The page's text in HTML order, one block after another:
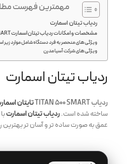
مهمترین فهرست
ردیاب تیتان اسمارت
مشخصات و امکانات ردیاب تیتان اسمارت TITAN 500 SMART
ویژگی های منحصر به فرد دستگاه شامل موارد زیر
ویژگی های شرکت آسیا مدرن
ردیاب تیتان اسمارت
ردیاب TITAN 500 SMART تایتان
ساخته شده است.ردیاب تیتان اسمارت
عمق به صورت ساده تر و آسان تر